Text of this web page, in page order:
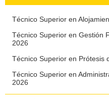
Técnico Superior en
Técnico Superior en Gestión
2026
Técnico Superior en Prótesis
Técnico Superior en
2026